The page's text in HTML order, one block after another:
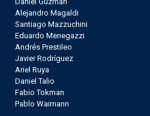
Alejandro Magaldi
Santiago Mazzuchini
Eduardo Menegazzi
Andrés Prestileo
Javier Rodríguez
Ariel Ruya
Daniel Talio
Fabio Tokman
Pablo Waimann